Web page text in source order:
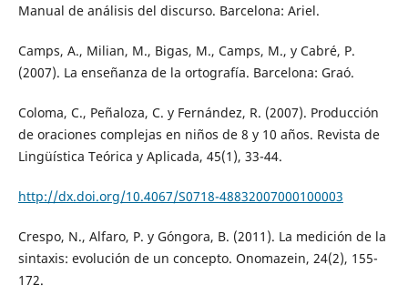
Manual de análisis del discurso. Barcelona: Ariel.
Camps, A., Milian, M., Bigas, M., Camps, M., y Cabré, P.
(2007). La enseñanza de la ortografía. Barcelona: Graó.
Coloma, C., Peñaloza, C. y Fernández, R. (2007). Producción
de oraciones complejas en niños de 8 y 10 años. Revista de
Lingüística Teórica y Aplicada, 45(1), 33-44.
http://dx.doi.org/10.4067/S0718-48832007000100003
Crespo, N., Alfaro, P. y Góngora, B. (2011). La medición de la
sintaxis: evolución de un concepto. Onomazein, 24(2), 155-
172.